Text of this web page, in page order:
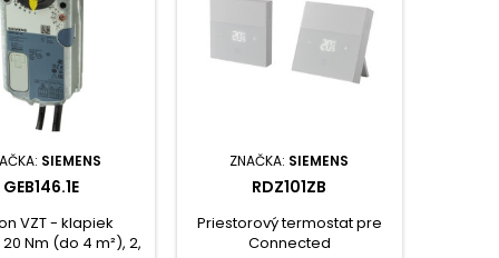
SIEMENS
GEB146.1E
VZT - klapiek
Nm (do 4 m²), 2,
ZNAČKA: SIEMENS
RDZ101ZB
Priestorový termostat pre
Connected